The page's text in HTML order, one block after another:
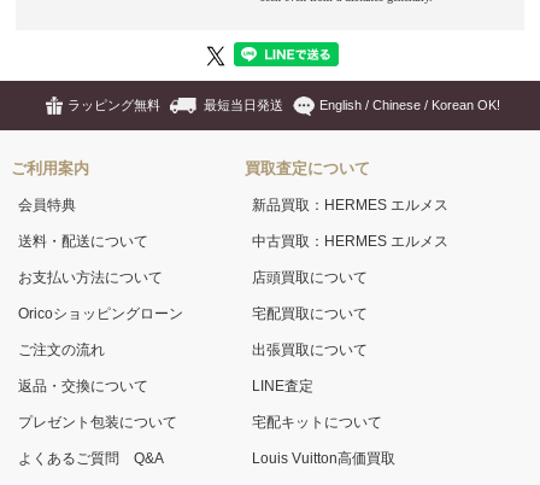
ラッピング無料 最短当日発送 English / Chinese / Korean OK!
ご利用案内
会員特典
送料・配送について
お支払い方法について
Oricoショッピングローン
ご注文の流れ
返品・交換について
プレゼント包装について
よくあるご質問 Q&A
買取査定について
新品買取：HERMES エルメス
中古買取：HERMES エルメス
店頭買取について
宅配買取について
出張買取について
LINE査定
宅配キットについて
Louis Vuitton高価買取